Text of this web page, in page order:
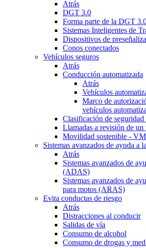
Atrás
DGT 3.0
Forma parte de la DGT
Sistemas Inteligentes de
Dispositivos de
Conos conectados
Vehículos seguros
Atrás
Conducción automatizada
Atrás
Vehículos
Marco de
vehículos
Clasificación de
Llamadas a revisión de
Movilidad sostenible -
Sistemas avanzados de ayuda a
Atrás
Sistemas avanzados de
(ADAS)
Sistemas avanzados de
para motos (ARAS)
Evita conductas de riesgo
Atrás
Distracciones al conducir
Salidas de vía
Consumo de alcohol
Consumo de drogas y